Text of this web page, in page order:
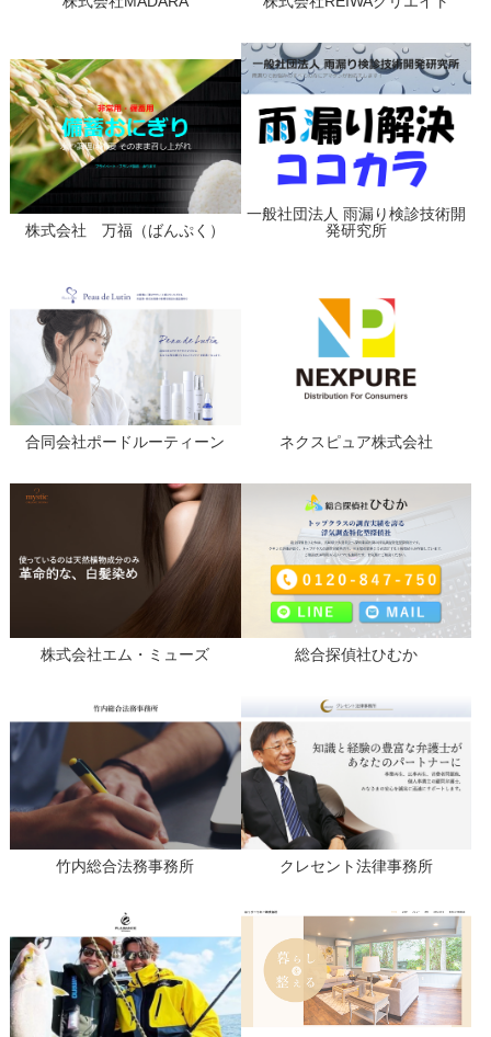
株式会社 万福（ばんぷく）
一般社団法人 雨漏り検診技術開
発研究所
合同会社ポードルーティーン ネクスピュア株式会社
株式会社エム・ミューズ 総合探偵社ひむか
竹内総合法務事務所 クレセント法律事務所